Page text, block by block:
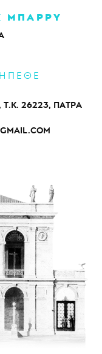
ΜΠΑΡΡΥ
26223, ΠΑΤΡΑ